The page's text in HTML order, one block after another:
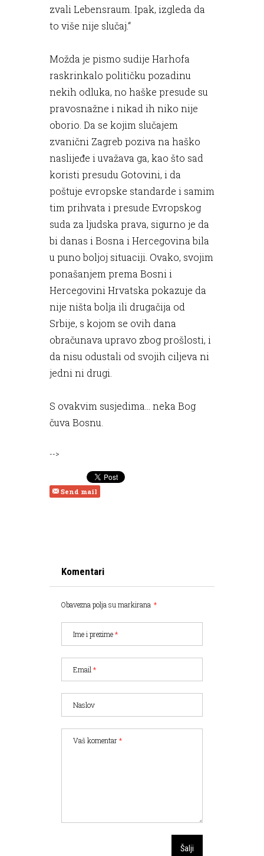
zvali Lebensraum. Ipak, izgleda da
to više nije slučaj.“
Možda je pismo sudije Harhofa
raskrinkalo političku pozadinu
nekih odluka, no haške presude su
pravosnažne i nikad ih niko nije
oborio. Da se kojim slučajem
zvanični Zagreb poziva na haško
naslijeđe i uvažava ga, kao što sad
koristi presudu Gotovini, i da
poštuje evropske standarde i samim
tim prihvata i presude Evropskog
suda za ljudska prava, sigurno je da
bi danas i Bosna i Hercegovina bila
u puno boljoj situaciji. Ovako, svojim
ponašanjem prema Bosni i
Hercegovini Hrvatska pokazuje da
nije ništa bolja ili drugačija od
Srbije, s kojom se ovih dana
obračunava upravo zbog prošlosti, i
da nisu odustali od svojih ciljeva ni
jedni ni drugi.
S ovakvim susjedima… neka Bog
čuva Bosnu.
-->
Send mail
Komentari
Obavezna polja su markirana *
Ime i prezime*
Email *
Naslov
Vaš komentar*